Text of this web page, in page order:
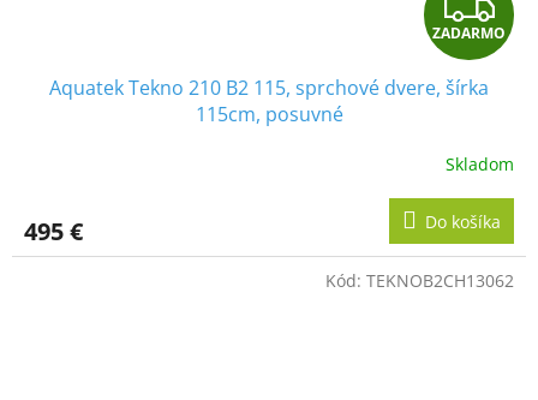
A
A
R
M
ZADARMO
Aquatek Tekno 210 B2 115, sprchové dvere, šírka
115cm, posuvné
Skladom
495 € Do košíka
Kód: TEKNOB2CH13062